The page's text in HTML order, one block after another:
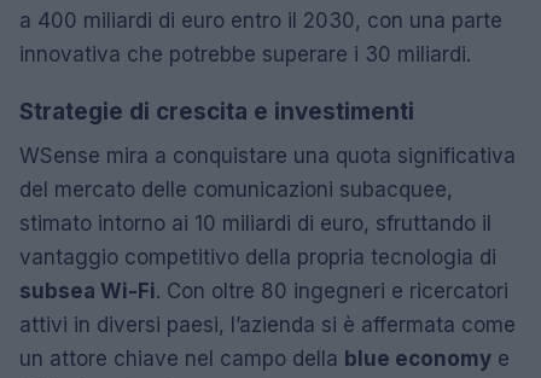
a 400 miliardi di euro entro il 2030, con una parte
innovativa che potrebbe superare i 30 miliardi.
Strategie di crescita e investimenti
WSense mira a conquistare una quota significativa
del mercato delle comunicazioni subacquee,
stimato intorno ai 10 miliardi di euro, sfruttando il
vantaggio competitivo della propria tecnologia di
subsea Wi-Fi. Con oltre 80 ingegneri e ricercatori
attivi in diversi paesi, l’azienda si è affermata come
un attore chiave nel campo della blue economy e